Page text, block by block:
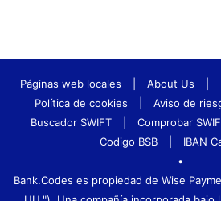
Páginas web locales About Us
Política de cookies
Aviso de
Buscador SWIFT
Comprobar
Codigo BSB
IBAN
•
Bank.Codes es propiedad de Wise